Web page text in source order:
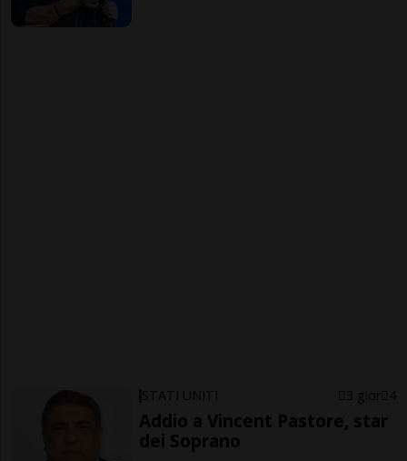
STATI UNITI 3 gior 4
Addio a Vincent Pastore, star
dei Soprano